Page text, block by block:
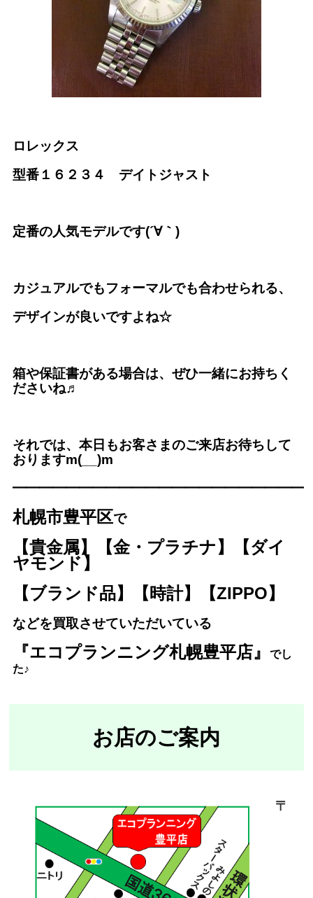
ロレックス
型番１６２３４ デイトジャスト
定番の人気モデルです(´∀｀)
カジュアルでもフォーマルでも合わせられる、
デザインが良いですよね☆
箱や保証書がある場合は、ぜひ一緒にお持ちく
ださいね♬
それでは、本日もお客さまのご来店お待ちして
おりますm(__)m
━━━━━━━━━━━━━
札幌市豊平区で
【貴金属】【金・プラチナ】【ダイ
ヤモンド】
【ブランド品】【時計】【ZIPPO】
などを買取させていただいている
『エコプランニング札幌豊平店』でし
た♪
お店のご案内
〒